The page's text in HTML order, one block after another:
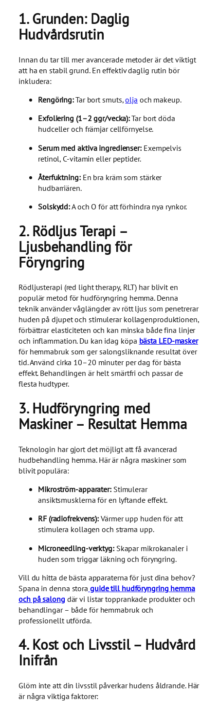
1. Grunden: Daglig
Hudvårdsrutin
Innan du tar till mer avancerade metoder är det viktigt
att ha en stabil grund. En effektiv daglig rutin bör
inkludera:
Rengöring:Tar bort smuts,olja och makeup.
Exfoliering (1–2 ggr/vecka):Tar bort döda
hudceller och främjar cellförnyelse.
Serum med aktiva ingredienser: Exempelvis
retinol, C-vitamin eller peptider.
Återfuktning:En bra kräm som stärker
hudbarriären.
Solskydd:A och O för att förhindra nya rynkor.
2. Rödljus Terapi –
Ljusbehandling för
Föryngring
Rödljusterapi (red light therapy, RLT) har blivit en
populär metod för hudföryngring hemma. Denna
teknik använder våglängder av rött ljus som penetrerar
huden på djupet och stimulerar kollagenproduktionen,
förbättrar elasticiteten och kan minska både fina linjer
och inflammation. Du kan idag köpa bästa LED-masker
för hemmabruk som ger salongsliknande resultat över
tid. Använd cirka 10–20 minuter per dag för bästa
effekt. Behandlingen är helt smärtfri och passar de
flesta hudtyper.
3. Hudföryngring med
Maskiner – Resultat Hemma
Teknologin har gjort det möjligt att få avancerad
hudbehandling hemma. Här är några maskiner som
blivit populära:
Mikroström-apparater:Stimulerar
ansiktsmusklerna för en lyftande effekt.
RF (radiofrekvens):Värmer upp huden för att
stimulera kollagen och strama upp.
Microneedling-verktyg:Skapar mikrokanaler i
huden som triggar läkning och föryngring.
Vill du hitta de bästa apparaterna för just dina behov?
Spana in denna stora guide till hudföryngring hemma
och på salong där vi listar topprankade produkter och
behandlingar – både för hemmabruk och
professionellt utförda.
4. Kost och Livsstil – Hudvård
Inifrån
Glöm inte att din livsstil påverkar hudens åldrande. Här
är några viktiga faktorer: